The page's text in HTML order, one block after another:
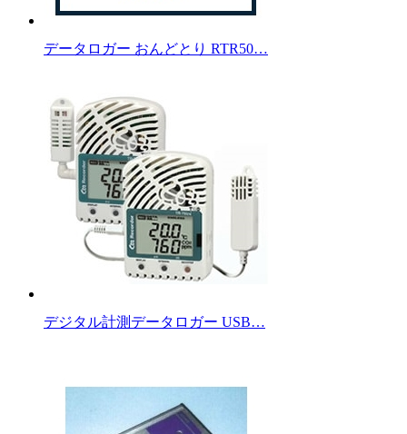
データロガー おんどとり RTR50…
デジタル計測データロガー USB…